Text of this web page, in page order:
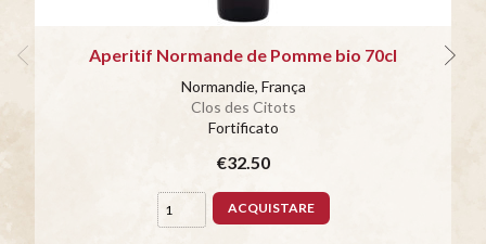
Aperitif Normande de Pomme bio 70cl
Normandie, França
Clos des Citots
Fortificato
€32.50
ACQUISTARE